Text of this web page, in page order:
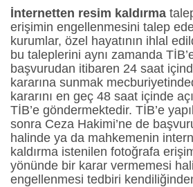
İnternetten resim kaldırma
erişimin engellenmesini talep
kurumlar, özel hayatının ihlal
bu taleplerini aynı zamanda
başvurudan itibaren 24 saat
kararına sunmak
kararını en geç 48 saat içinde
TİB’e göndermektedir. TİB’e
sonra Ceza Hakimi’ne de
halinde ya da mahkemenin
kaldırma istenilen fotoğrafa
yönünde bir karar vermemesi
engellenmesi tedbiri